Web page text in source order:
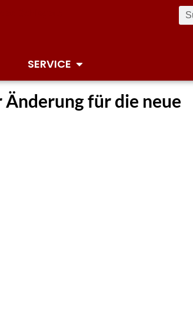
SERVICE
für die neue